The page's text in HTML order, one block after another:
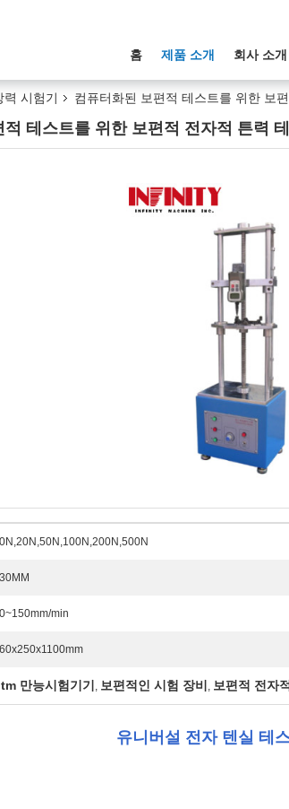
홈 제품 소개 회사 소개
력 시험기 컴퓨터화된 보편적 테스트를 위한 보
적 테스트를 위한 보편적 전자적 튼력
min
만능시험기기 , 보편적인 시험 장비 , 보편적 전자
유니버설 전자 텐실 테